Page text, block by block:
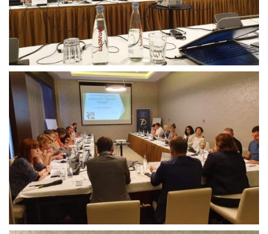
ხელმძღვანელმა
საქართველოში
კრისტიან
ურსემ
ცესკოს
თავმჯდომარე
თამარ
ჟვანიამ
გახსნეს.
მათ
ევროსაბჭოს
ექსპერტების
კვლევის
მნიშვნელობაზე
ისაუბრეს.
შეხვედრის
მონაწილეებმა
განიხილეს
თანამონაწილეობივი